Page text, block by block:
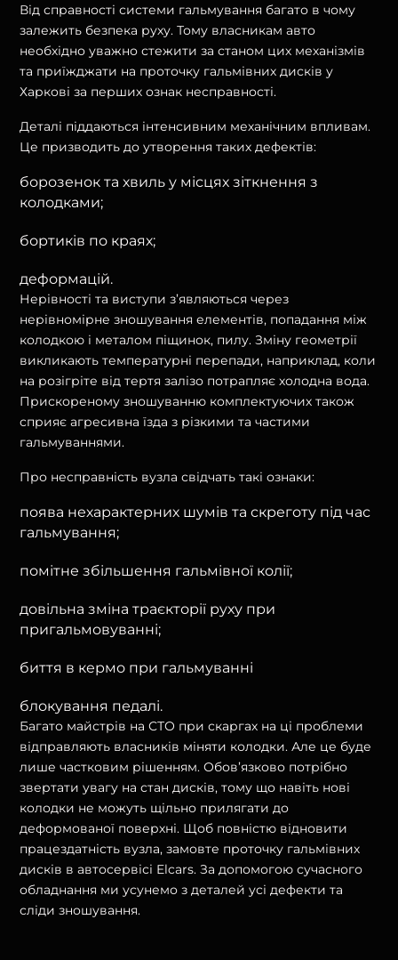
Від справності системи гальмування багато в чому
залежить безпека руху. Тому власникам авто
необхідно уважно стежити за станом цих механізмів
та приїжджати на проточку гальмівних дисків у
Харкові за перших ознак несправності.
Деталі піддаються інтенсивним механічним впливам.
Це призводить до утворення таких дефектів:
борозенок та хвиль у місцях зіткнення з
колодками;
бортиків по краях;
деформацій.
Нерівності та виступи з’являються через
нерівномірне зношування елементів, попадання між
колодкою і металом піщинок, пилу. Зміну геометрії
викликають температурні перепади, наприклад, коли
на розігріте від тертя залізо потрапляє холодна вода.
Прискореному зношуванню комплектуючих також
сприяє агресивна їзда з різкими та частими
гальмуваннями.
Про несправність вузла свідчать такі ознаки:
поява нехарактерних шумів та скреготу під час
гальмування;
помітне збільшення гальмівної колії;
довільна зміна траєкторії руху при
пригальмовуванні;
биття в кермо при гальмуванні
блокування педалі.
Багато майстрів на СТО при скаргах на ці проблеми
відправляють власників міняти колодки. Але це буде
лише частковим рішенням. Обов’язково потрібно
звертати увагу на стан дисків, тому що навіть нові
колодки не можуть щільно прилягати до
деформованої поверхні. Щоб повністю відновити
працездатність вузла, замовте проточку гальмівних
дисків в автосервісі Elcars. За допомогою сучасного
обладнання ми усунемо з деталей усі дефекти та
сліди зношування.